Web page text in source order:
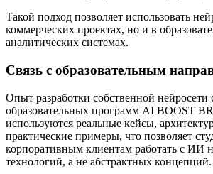
Такой подход позволяет использовать
коммерческих проектах, но и в
аналитических системах.
Связь с образовательным
Опыт разработки собственной нейросети
образовательных программ AI BOOST
используются реальные кейсы,
практические примеры, что позволяет
корпоративным клиентам работать с ИИ
технологий, а не абстрактных концепций.